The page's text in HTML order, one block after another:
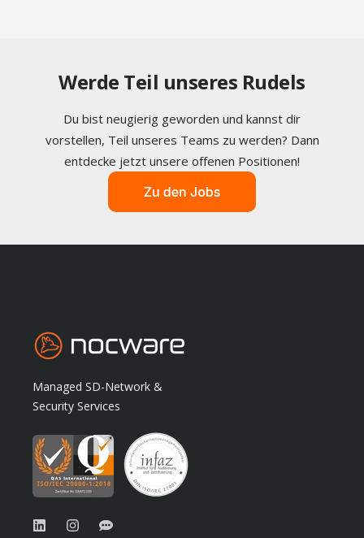
Werde Teil unseres Rudels
Du bist neugierig geworden und kannst dir
vorstellen, Teil unseres Teams zu werden? Dann
entdecke jetzt unsere offenen Positionen!
Managed SD-Network &
Security Services